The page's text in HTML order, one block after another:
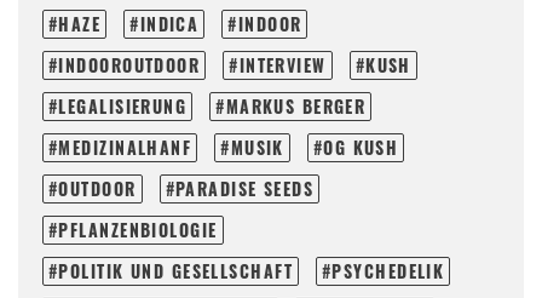
HAZE
INDICA
INDOOR
INDOOROUTDOOR
INTERVIEW
KUSH
LEGALISIERUNG
MARKUS BERGER
MEDIZINALHANF
MUSIK
OG KUSH
OUTDOOR
PARADISE SEEDS
PFLANZENBIOLOGIE
POLITIK UND GESELLSCHAFT
PSYCHEDELIK